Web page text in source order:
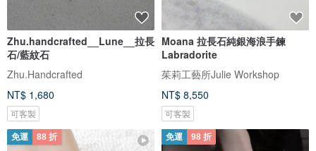
Zhu.handcrafted__Lune__拉長
石/藍紋石
Zhu.Handcrafted
NT$ 1,680
可客製
Moana 拉長石純銀海浪手鍊
Labradorite
茱莉工藝所Julie Workshop
NT$ 8,550
可客製
免運 88 折 免運 98 折